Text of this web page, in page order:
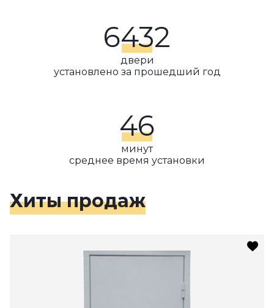
6432
двери
установлено за прошедший год
46
минут
среднее время установки
Хиты продаж